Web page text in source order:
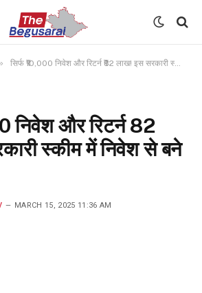
सिर्फ ₹10,000 निवेश और रिटर्न ₹82 लाख! इस सरकारी स्कीम में निवेश से बने करोड़पति
निवेश और रिटर्न ₹82
स्कीम में निवेश से बने
MARCH 15, 2025 11:36 AM